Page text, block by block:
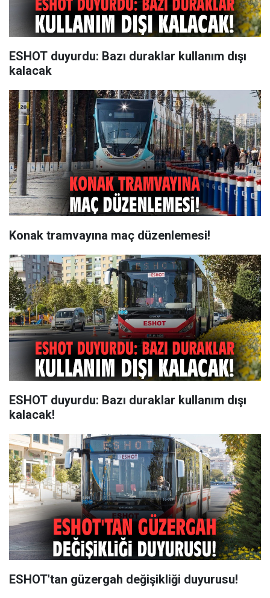
ESHOT duyurdu: Bazı duraklar kullanım dışı
kalacak
Konak tramvayına maç düzenlemesi!
ESHOT duyurdu: Bazı duraklar kullanım dışı
kalacak!
ESHOT'tan güzergah değişikliği duyurusu!